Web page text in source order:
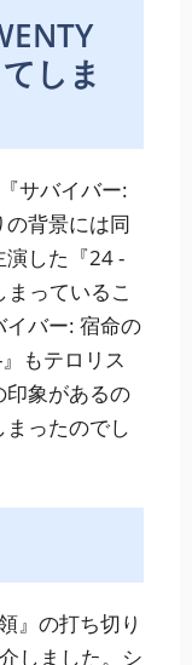
しま
サバイバー:
背景には同
演した『24 -
まっているこ
イバー: 宿命の
もテロリス
印象があるの
ったのでし
』の打ち切り
しました。シ